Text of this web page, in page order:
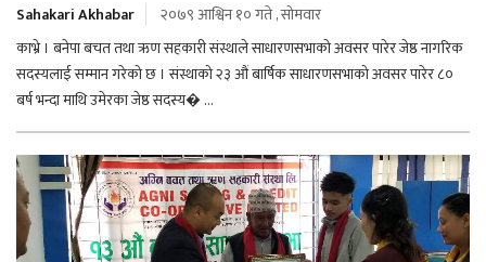
Sahakari Akhabar
२०७९ आश्विन १० गते , सोमवार
काभ्रे । बनेपा बचत तथा ऋण सहकारी संस्थाले साधारणसभाको अवसर पारेर जेष्ठ नागरिक
सदस्यलाई सम्मान गरेको छ । संस्थाको २३ औं बार्षिक साधारणसभाको अवसर पारेर ८०
बर्ष भन्दा माथि उमेरका जेष्ठ सदस्य� ...